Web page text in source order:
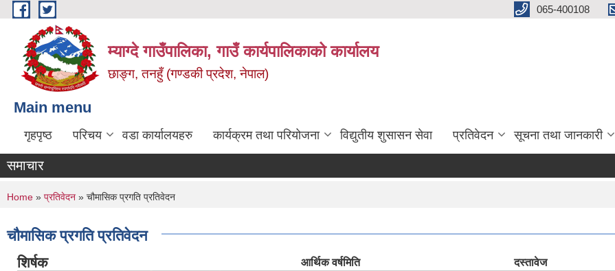
Skip to main content 065-400108
म्याग्दे गाउँपालिका, गाउँ कार्यपालिकाको कार्यालय
छाङ्ग, तनहुँ (गण्डकी प्रदेश, नेपाल)
Main menu
गृहपृष्ठ परिचय वडा कार्यालयहरु कार्यक्रम तथा परियोजना विद्युतीय शुसासन सेवा प्रतिवेदन सूचना तथा जानकारी
समाचार
You are here
Home » प्रतिवेदन » चौमासिक प्रगति प्रतिवेदन
चौमासिक प्रगति प्रतिवेदन
शिर्षक आर्थिक वर्षमिति दस्तावेज